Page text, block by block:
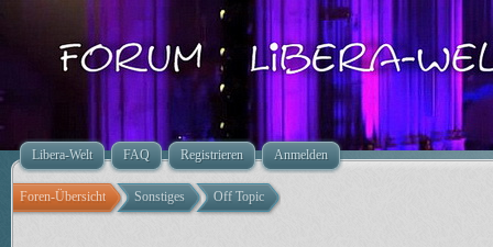
Libera-Welt FAQ Registrieren Anmelden
Foren-Übersicht Sonstiges Off Topic